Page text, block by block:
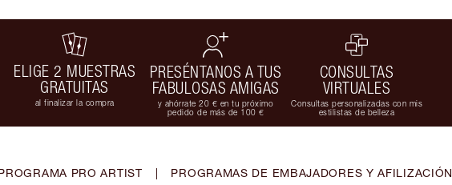
ELIGE 2 MUESTRAS
GRATUITAS
al finalizar la compra
PRESÉNTANOS A TUS
FABULOSAS AMIGAS
y ahórrate 20 € en tu próximo
pedido de más de 100 €
CONSULTAS
VIRTUALES
Consultas personalizadas con mis
estilistas de belleza
PRO ARTIST | PROGRAMAS DE EMBAJADORES Y AFILIZACIÓN